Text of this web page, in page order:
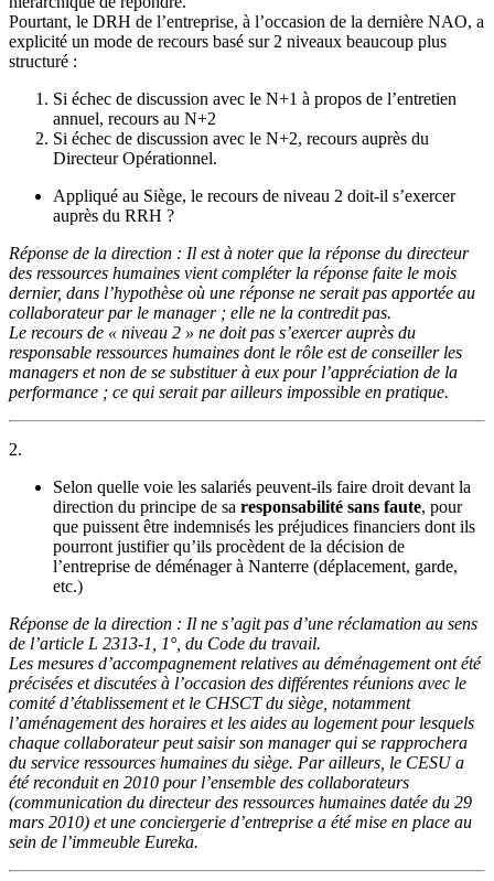
Pourtant, le DRH de l’entreprise, à l’occasion de la dernière NAO, a
explicité un mode de recours basé sur 2 niveaux beaucoup plus
structuré :
Si échec de discussion avec le N+1 à propos de l’entretien
annuel, recours au N+2
Si échec de discussion avec le N+2, recours auprès du
Directeur Opérationnel.
Appliqué au Siège, le recours de niveau 2 doit-il s’exercer
auprès du RRH ?
Réponse de la direction : Il est à noter que la réponse du directeur
des ressources humaines vient compléter la réponse faite le mois
dernier, dans l’hypothèse où une réponse ne serait pas apportée au
collaborateur par le manager ; elle ne la contredit pas.
Le recours de « niveau 2 » ne doit pas s’exercer auprès du
responsable ressources humaines dont le rôle est de conseiller les
managers et non de se substituer à eux pour l’appréciation de la
performance ; ce qui serait par ailleurs impossible en pratique.
2.
Selon quelle voie les salariés peuvent-ils faire droit devant la
direction du principe de sa responsabilité sans faute, pour
que puissent être indemnisés les préjudices financiers dont ils
pourront justifier qu’ils procèdent de la décision de
l’entreprise de déménager à Nanterre (déplacement, garde,
etc.)
Réponse de la direction : Il ne s’agit pas d’une réclamation au sens
de l’article L 2313-1, 1°, du Code du travail.
Les mesures d’accompagnement relatives au déménagement ont été
précisées et discutées à l’occasion des différentes réunions avec le
comité d’établissement et le CHSCT du siège, notamment
l’aménagement des horaires et les aides au logement pour lesquels
chaque collaborateur peut saisir son manager qui se rapprochera
du service ressources humaines du siège. Par ailleurs, le CESU a
été reconduit en 2010 pour l’ensemble des collaborateurs
(communication du directeur des ressources humaines datée du 29
mars 2010) et une conciergerie d’entreprise a été mise en place au
sein de l’immeuble Eureka.